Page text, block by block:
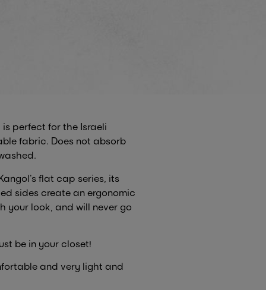
perfect for the Israeli
fabric. Does not absorb
flat cap series, its
sides create an ergonomic
your look, and will never go
be in your closet!
and very light and